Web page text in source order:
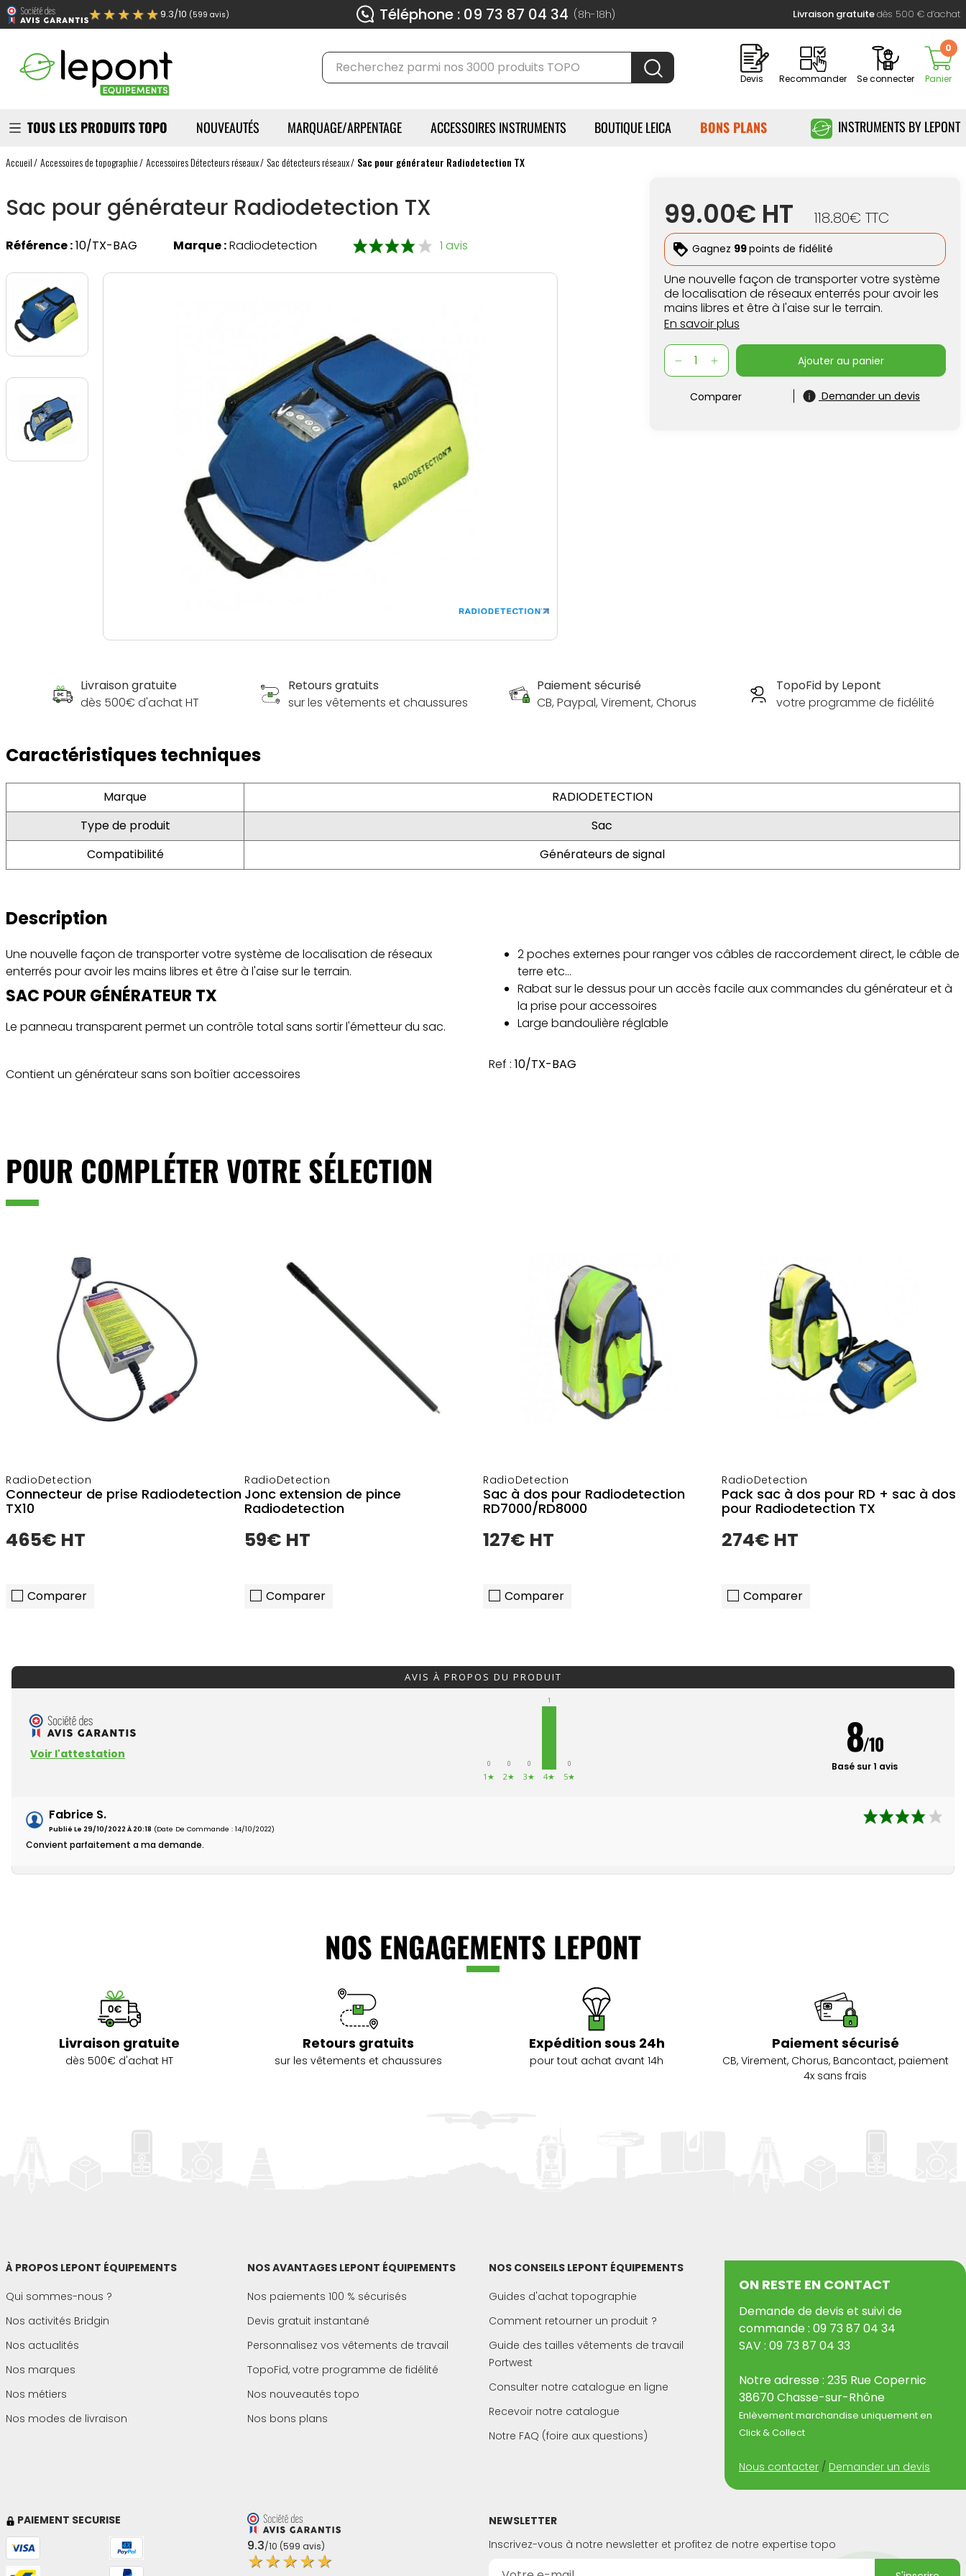
★★★★★9.3/10 (599 avis) Téléphone : 09 73 87 04 34 (8h-18h) Livraison gratuitedès 500 € d’achat
Devis Recommander Se connecter Panier
0
TOUS LES PRODUITS TOPO NOUVEAUTÉS MARQUAGE/ARPENTAGE ACCESSOIRES INSTRUMENTS BOUTIQUE LEICA BONS PLANS INSTRUMENTS BY LEPONT
Accueil Accessoires de topographie Accessoires Détecteurs réseaux Sac détecteurs réseaux Sac pour générateur Radiodetection TX
Sac pour générateur Radiodetection TX
Référence :10/TX-BAG Marque :Radiodetection 1 avis
99.00€ HT 118.80€ TTC
Gagnez 99points de fidélité
Une nouvelle façon de transporter votre système
de localisation de réseaux enterrés pour avoir les
mains libres et être à l'aise sur le terrain.
En savoir plus
ajouter au panier
Demander un devis
Comparer
Livraison gratuite
dès 500€ d'achat HT
Retours gratuits
sur les vêtements et chaussures
Paiement sécurisé
CB, Paypal, Virement, Chorus
TopoFid by Lepont
votre programme de fidélité
Caractéristiques techniques
Marque
RADIODETECTION
Type de produit
Sac
Compatibilité
Générateurs de signal
Description
Une nouvelle façon de transporter votre système de localisation de réseaux
enterrés pour avoir les mains libres et être à l'aise sur le terrain.
SAC POUR GÉNÉRATEUR TX
Le panneau transparent permet un contrôle total sans sortir l'émetteur du sac.
Contient un générateur sans son boîtier accessoires
2 poches externes pour ranger vos câbles de raccordement direct, le câble de
terre etc…
Rabat sur le dessus pour un accès facile aux commandes du générateur et à
la prise pour accessoires
Large bandoulière réglable
Ref : 10/TX-BAG
POUR COMPLÉTER VOTRE SÉLECTION
RadioDetection
Connecteur de prise Radiodetection
TX10
465€ HT
Comparer
RadioDetection
Jonc extension de pince
Radiodetection
59€ HT
Comparer
RadioDetection
Sac à dos pour Radiodetection
RD7000/RD8000
127€ HT
Comparer
RadioDetection
Pack sac à dos pour RD + sac à dos
pour Radiodetection TX
274€ HT
Comparer
AVIS À PROPOS DU PRODUIT
Voir l'attestation
0
1★
0
2★
0
3★
1
4★
0
5★
8/10
Basé sur 1 avis
Fabrice S.
Publié Le 29/10/2022 À 20:18 (Date De Commande : 14/10/2022)
Convient parfaitement a ma demande.
NOS ENGAGEMENTS LEPONT
Livraison gratuite
dès 500€ d'achat HT
Retours gratuits
sur les vêtements et chaussures
Expédition sous 24h
pour tout achat avant 14h
Paiement sécurisé
CB, Virement, Chorus, Bancontact, paiement
4x sans frais
À PROPOS LEPONT ÉQUIPEMENTS
Qui sommes-nous ?
Nos activités Bridgin
Nos actualités
Nos marques
Nos métiers
Nos modes de livraison
NOS AVANTAGES LEPONT ÉQUIPEMENTS
Nos paiements 100 % sécurisés
Devis gratuit instantané
Personnalisez vos vêtements de travail
TopoFid, votre programme de fidélité
Nos nouveautés topo
Nos bons plans
NOS CONSEILS LEPONT ÉQUIPEMENTS
Guides d'achat topographie
Comment retourner un produit ?
Guide des tailles vêtements de travail
Portwest
Consulter notre catalogue en ligne
Recevoir notre catalogue
Notre FAQ (foire aux questions)
ON RESTE EN CONTACT
Demande de devis et suivi de
commande : 09 73 87 04 34
SAV : 09 73 87 04 33
Notre adresse : 235 Rue Copernic
38670 Chasse-sur-Rhône
Enlèvement marchandise uniquement en
Click & Collect
Nous contacter / Demander un devis
PAIEMENT SECURISE
9.3/10 (599 avis)
★★★★★
NEWSLETTER
Inscrivez-vous à notre newsletter et profitez de notre expertise topo